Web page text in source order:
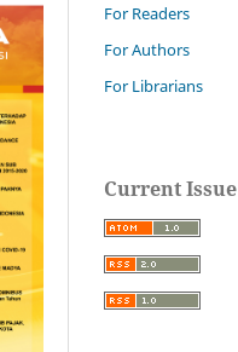
For Readers
For Authors
For Librarians
Current Issue